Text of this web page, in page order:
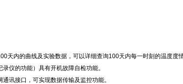
100天内的曲线及实验数据，可以详细查询100天内每一时刻的温度度情
仪的功能）具有开机故障自检功能。
接口，可实现数据传输及监控功能。